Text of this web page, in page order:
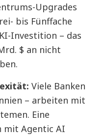
Upgrades
bis Fünffache
Investition – das
$ an nicht
Viele Banken
– arbeiten mit
Eine
mit Agentic AI